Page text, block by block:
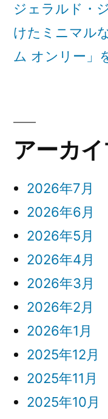
ジェラルド・
けたミニマル
ム オンリー」
アーカ
2026年7月
2026年6月
2026年5月
2026年4月
2026年3月
2026年2月
2026年1月
2025年12月
2025年11月
2025年10月